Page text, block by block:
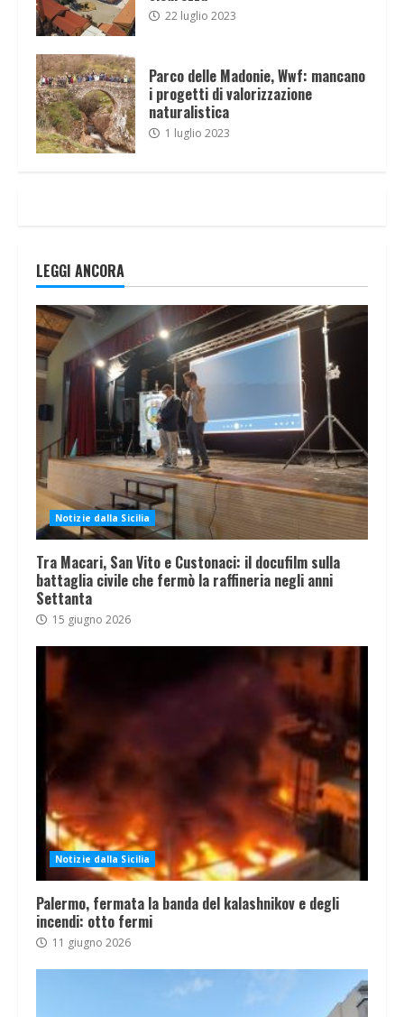
22 luglio 2023
Parco delle Madonie, Wwf: mancano
i progetti di valorizzazione
naturalistica
1 luglio 2023
LEGGI ANCORA
Notizie dalla Sicilia
Tra Macari, San Vito e Custonaci: il docufilm sulla
battaglia civile che fermò la raffineria negli anni
Settanta
15 giugno 2026
Notizie dalla Sicilia
Palermo, fermata la banda del kalashnikov e degli
incendi: otto fermi
11 giugno 2026